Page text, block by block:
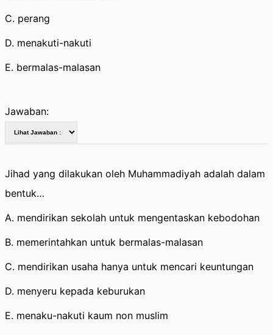
C. perang
D. menakuti-nakuti
E. bermalas-malasan
Jawaban:
Jihad yang dilakukan oleh Muhammadiyah adalah dalam
bentuk…
A. mendirikan sekolah untuk mengentaskan kebodohan
B. memerintahkan untuk bermalas-malasan
C. mendirikan usaha hanya untuk mencari keuntungan
D. menyeru kepada keburukan
E. menaku-nakuti kaum non muslim